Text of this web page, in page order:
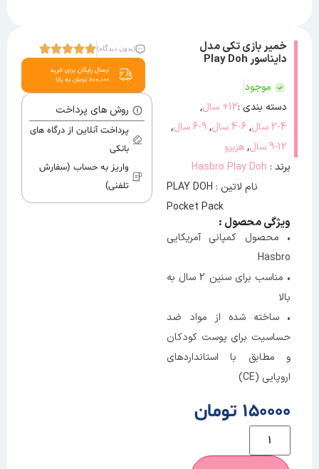
خمیر بازی تکی مدل
دایناسور Play Doh
موجود
دسته بندی :12+ سال ,
2-4 سال ,4-6 سال ,6-9 سال ,
9-12 سال ,هزبرو
برند : Hasbro Play Doh
نام لاتین : PLAY DOH
Pocket Pack
ویژگی محصول :
• محصول کمپانی آمریکایی
Hasbro
• مناسب برای سنین 2 سال به
بالا
• ساخته شده از مواد ضد
حساسیت برای پوست کودکان
و مطابق با استانداردهای
اروپایی (CE)
150000 تومان
(بدون دیدگاه)
روش های پرداخت
پرداخت آنلاین از درگاه های
بانکی
واریز به حساب (سفارش
تلفنی)